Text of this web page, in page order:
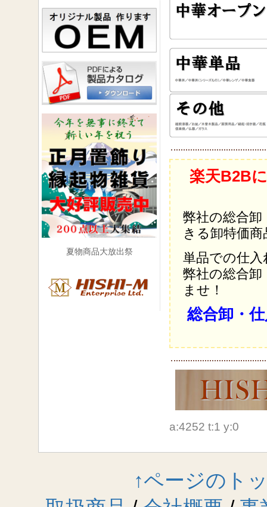
楽天B2B
弊社の総合
きる卸特価
単品での仕
弊社の総合
ませ！
総合卸・
a:4252 t:1 y:0
夏物商品大放出祭
↑ページのト